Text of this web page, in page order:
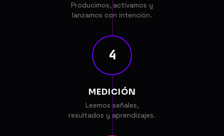
Producimos, activamos y
lanzamos con intención.
4
MEDICIÓN
Leemos señales,
resultados y aprendizajes.